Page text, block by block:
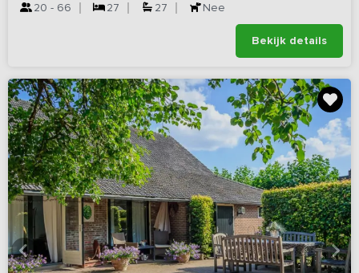
20 - 66 27 27 Nee
Bekijk details